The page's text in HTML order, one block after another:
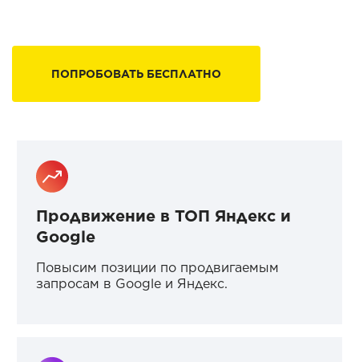
ПОПРОБОВАТЬ БЕСПЛАТНО
Продвижение в ТОП Яндекс и
Google
Повысим позиции по продвигаемым
запросам в Google и Яндекс.